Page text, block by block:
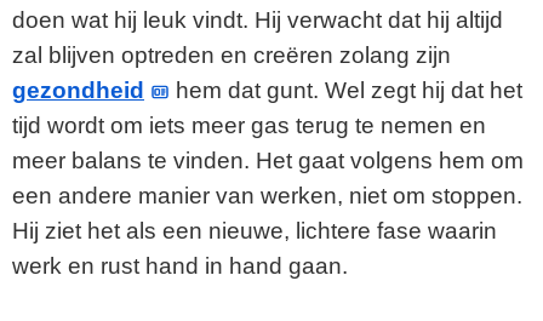
doen wat hij leuk vindt. Hij verwacht dat hij altijd
zal blijven optreden en creëren zolang zijn
gezondheid
hem dat gunt. Wel zegt hij dat het
tijd wordt om iets meer gas terug te nemen en
meer balans te vinden. Het gaat volgens hem om
een andere manier van werken, niet om stoppen.
Hij ziet het als een nieuwe, lichtere fase waarin
werk en rust hand in hand gaan.